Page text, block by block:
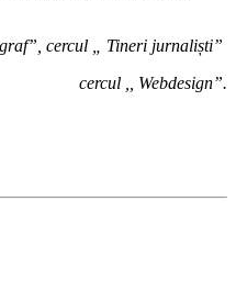
cercul „ Tineri jurnaliști”
cercul ,, Webdesign”.